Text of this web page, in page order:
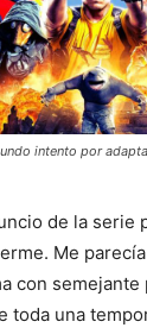
intento por
de la serie
Me
con
toda una